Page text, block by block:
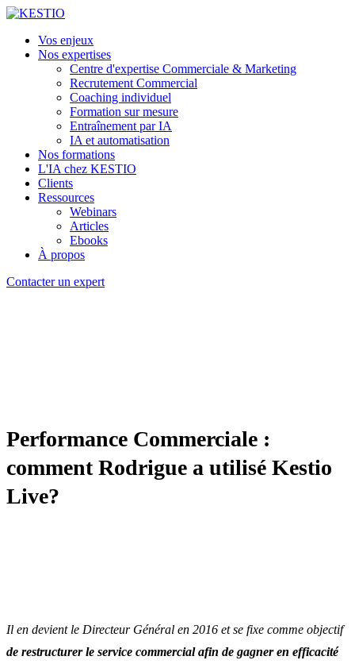
Vos enjeux
Nos expertises
Centre d'expertise Commerciale & Marketing
Recrutement Commercial
Coaching individuel
Formation sur mesure
Entraînement par IA
IA et automatisation
Nos formations
L'IA chez KESTIO
Clients
Ressources
Webinars
Articles
Ebooks
À propos
Contacter un expert
Performance Commerciale :
comment Rodrigue a utilisé Kestio
Live?
Il en devient le Directeur Général en 2016 et se fixe comme objectif
de restructurer le service commercial afin de gagner en efficacité